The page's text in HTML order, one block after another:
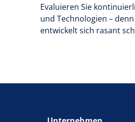
Evaluieren Sie
und Technologien –
entwickelt sich rasant